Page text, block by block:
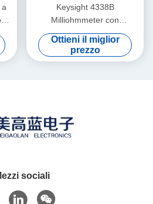
Keysight 4338B
Milliohmmeter con
misurazione AC a 1 KHz,
risoluzione di 10 µOhm e
misurazione ad alta velocità
Ottieni il miglior
prezzo
sociali